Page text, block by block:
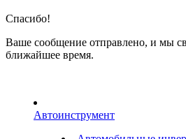
Спасибо!
Ваше сообщение отправлено, и мы
ближайшее время.
Автоинструмент